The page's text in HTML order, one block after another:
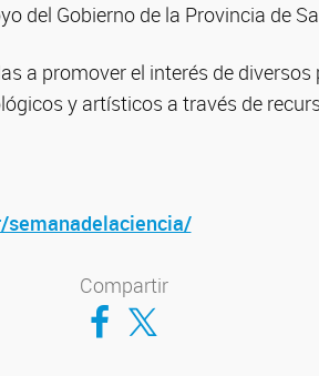
del Gobierno de la Provincia de
a promover el interés de
y artísticos a través de
Compartir
Compartir en Facebook
Compartir en Twitter